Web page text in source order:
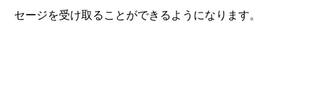
セージを受け取ることができるようになります。